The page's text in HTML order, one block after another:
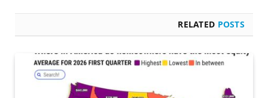
RELATED POSTS